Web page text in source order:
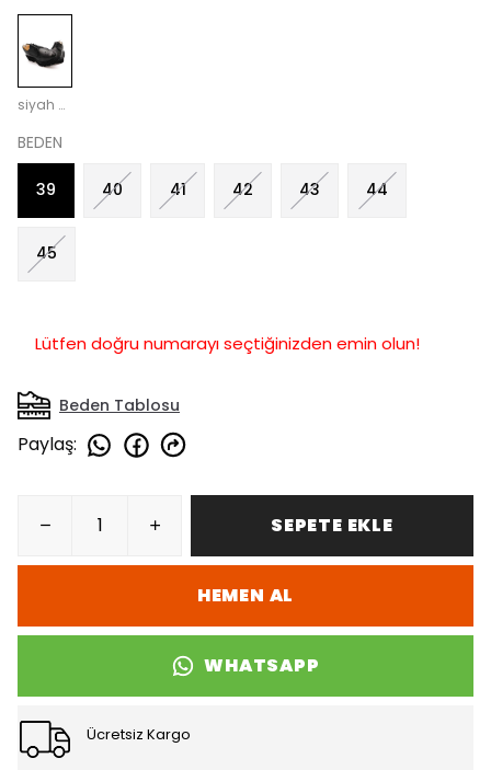
siyah antik
BEDEN
39 40 41 42 43 44
45
Lütfen doğru numarayı seçtiğinizden emin olun!
Beden Tablosu
Paylaş:
SEPETE EKLE
HEMEN AL
WHATSAPP
Ücretsiz Kargo